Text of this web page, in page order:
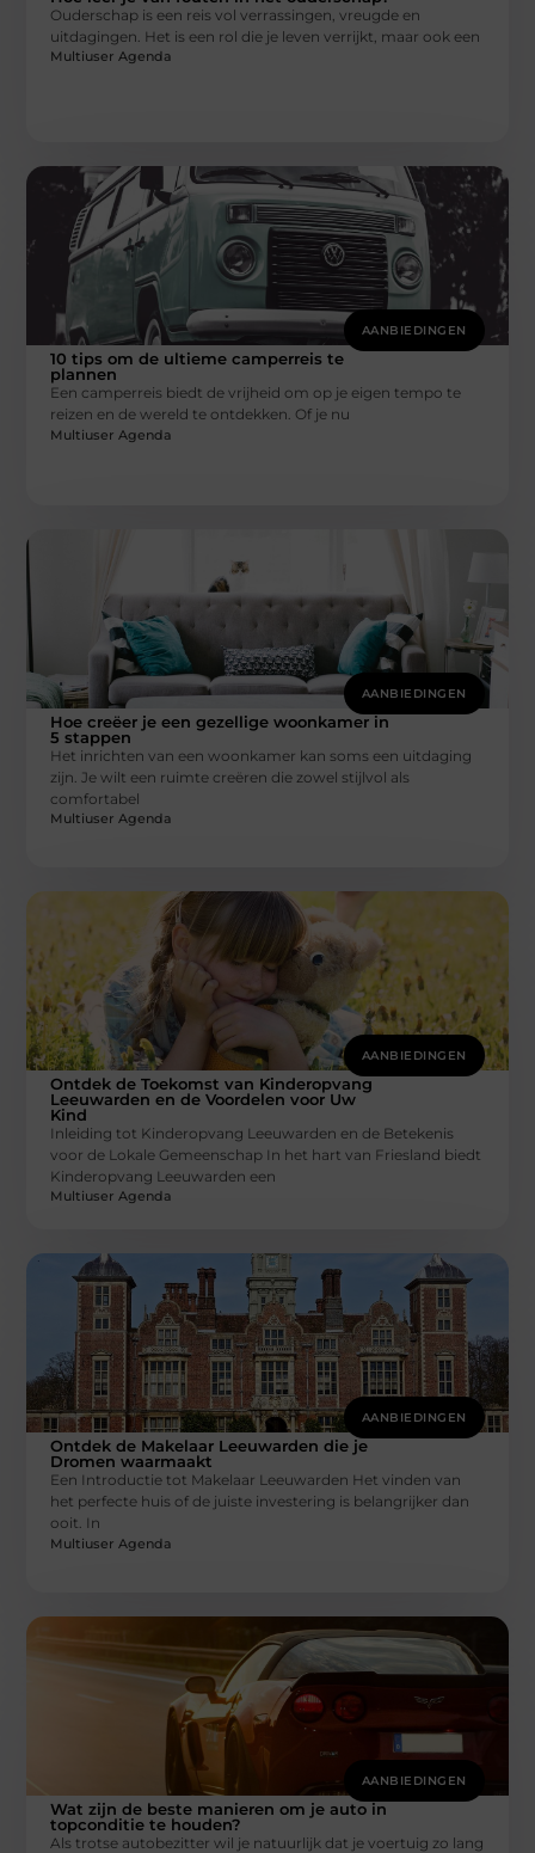
Ouderschap is een reis vol verrassingen, vreugde en
uitdagingen. Het is een rol die je leven verrijkt, maar ook een
Multiuser Agenda
AANBIEDINGEN
10 tips om de ultieme camperreis te
plannen
Een camperreis biedt de vrijheid om op je eigen tempo te
reizen en de wereld te ontdekken. Of je nu
Multiuser Agenda
AANBIEDINGEN
Hoe creëer je een gezellige woonkamer in
5 stappen
Het inrichten van een woonkamer kan soms een uitdaging
zijn. Je wilt een ruimte creëren die zowel stijlvol als
comfortabel
Multiuser Agenda
AANBIEDINGEN
Ontdek de Toekomst van Kinderopvang
Leeuwarden en de Voordelen voor Uw
Kind
Inleiding tot Kinderopvang Leeuwarden en de Betekenis
voor de Lokale Gemeenschap In het hart van Friesland biedt
Kinderopvang Leeuwarden een
Multiuser Agenda
AANBIEDINGEN
Ontdek de Makelaar Leeuwarden die je
Dromen waarmaakt
Een Introductie tot Makelaar Leeuwarden Het vinden van
het perfecte huis of de juiste investering is belangrijker dan
ooit. In
Multiuser Agenda
AANBIEDINGEN
Wat zijn de beste manieren om je auto in
topconditie te houden?
Als trotse autobezitter wil je natuurlijk dat je voertuig zo lang